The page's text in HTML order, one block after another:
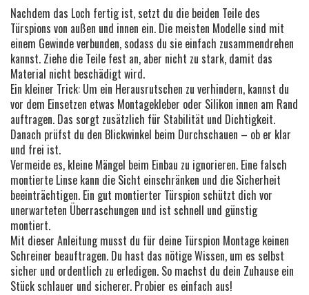
Nachdem das Loch fertig ist, setzt du die beiden Teile des
Türspions von außen und innen ein. Die meisten Modelle sind mit
einem Gewinde verbunden, sodass du sie einfach zusammendrehen
kannst. Ziehe die Teile fest an, aber nicht zu stark, damit das
Material nicht beschädigt wird.
Ein kleiner Trick: Um ein Herausrutschen zu verhindern, kannst du
vor dem Einsetzen etwas Montagekleber oder Silikon innen am Rand
auftragen. Das sorgt zusätzlich für Stabilität und Dichtigkeit.
Danach prüfst du den Blickwinkel beim Durchschauen – ob er klar
und frei ist.
Vermeide es, kleine Mängel beim Einbau zu ignorieren. Eine falsch
montierte Linse kann die Sicht einschränken und die Sicherheit
beeinträchtigen. Ein gut montierter Türspion schützt dich vor
unerwarteten Überraschungen und ist schnell und günstig
montiert.
Mit dieser Anleitung musst du für deine Türspion Montage keinen
Schreiner beauftragen. Du hast das nötige Wissen, um es selbst
sicher und ordentlich zu erledigen. So machst du dein Zuhause ein
Stück schlauer und sicherer. Probier es einfach aus!